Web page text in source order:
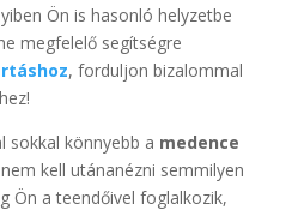
Ön is hasonló helyzetbe
megfelelő segítségre
, forduljon bizalommal
sokkal könnyebb a medence
kell utánanézni semmilyen
Ön a teendőivel foglalkozik,